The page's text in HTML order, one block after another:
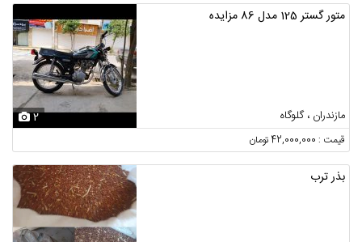
متور گستر 125 مدل 86 مزایده
مازندران ، گلوگاه 2
قیمت : 42,000,000 تومان
بذر ترب